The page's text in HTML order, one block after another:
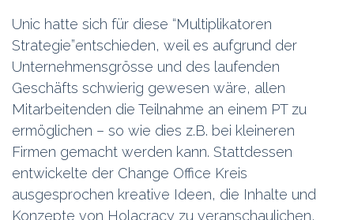
Unic hatte sich für diese “Multiplikatoren
Strategie”entschieden, weil es aufgrund der
Unternehmensgrösse und des laufenden
Geschäfts schwierig gewesen wäre, allen
Mitarbeitenden die Teilnahme an einem PT zu
ermöglichen – so wie dies z.B. bei kleineren
Firmen gemacht werden kann. Stattdessen
entwickelte der Change Office Kreis
ausgesprochen kreative Ideen, die Inhalte und
Konzepte von Holacracy zu veranschaulichen,